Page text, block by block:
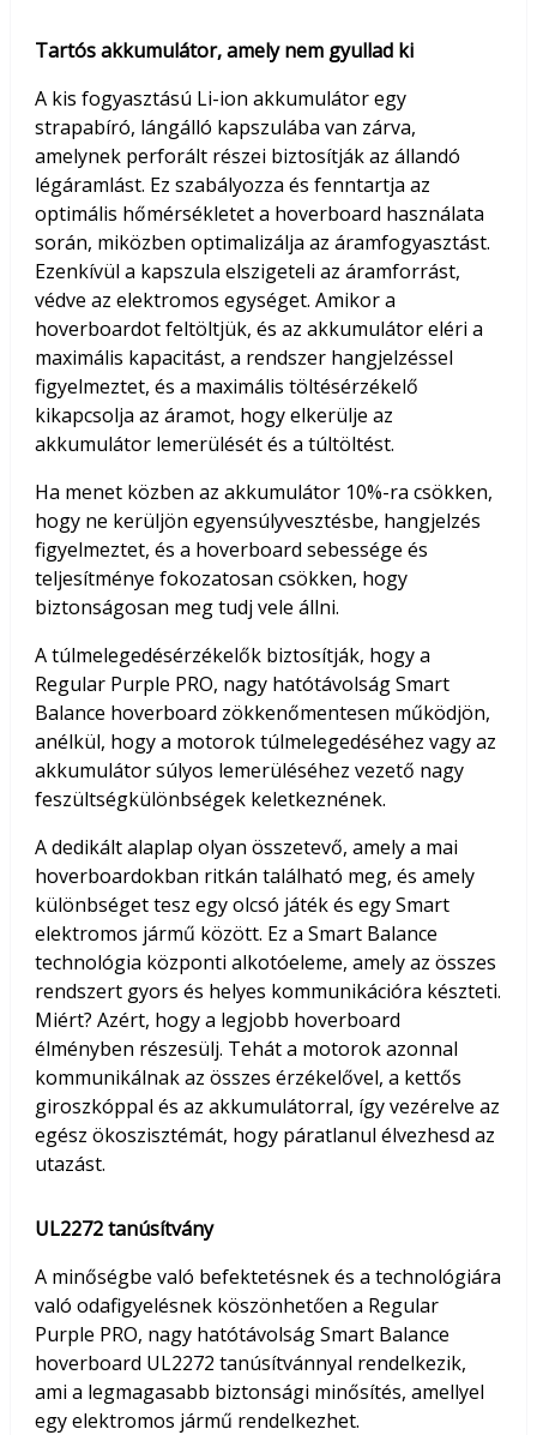
Tartós akkumulátor, amely nem gyullad ki
A kis fogyasztású Li-ion akkumulátor egy
strapabíró, lángálló kapszulába van zárva,
amelynek perforált részei biztosítják az állandó
légáramlást. Ez szabályozza és fenntartja az
optimális hőmérsékletet a hoverboard használata
során, miközben optimalizálja az áramfogyasztást.
Ezenkívül a kapszula elszigeteli az áramforrást,
védve az elektromos egységet. Amikor a
hoverboardot feltöltjük, és az akkumulátor eléri a
maximális kapacitást, a rendszer hangjelzéssel
figyelmeztet, és a maximális töltésérzékelő
kikapcsolja az áramot, hogy elkerülje az
akkumulátor lemerülését és a túltöltést.
Ha menet közben az akkumulátor 10%-ra csökken,
hogy ne kerüljön egyensúlyvesztésbe, hangjelzés
figyelmeztet, és a hoverboard sebessége és
teljesítménye fokozatosan csökken, hogy
biztonságosan meg tudj vele állni.
A túlmelegedésérzékelők biztosítják, hogy a
Regular Purple PRO, nagy hatótávolság Smart
Balance hoverboard zökkenőmentesen működjön,
anélkül, hogy a motorok túlmelegedéséhez vagy az
akkumulátor súlyos lemerüléséhez vezető nagy
feszültségkülönbségek keletkeznének.
A dedikált alaplap olyan összetevő, amely a mai
hoverboardokban ritkán található meg, és amely
különbséget tesz egy olcsó játék és egy Smart
elektromos jármű között. Ez a Smart Balance
technológia központi alkotóeleme, amely az összes
rendszert gyors és helyes kommunikációra készteti.
Miért? Azért, hogy a legjobb hoverboard
élményben részesülj. Tehát a motorok azonnal
kommunikálnak az összes érzékelővel, a kettős
giroszkóppal és az akkumulátorral, így vezérelve az
egész ökoszisztémát, hogy páratlanul élvezhesd az
utazást.
UL2272 tanúsítvány
A minőségbe való befektetésnek és a technológiára
való odafigyelésnek köszönhetően a Regular
Purple PRO, nagy hatótávolság Smart Balance
hoverboard UL2272 tanúsítvánnyal rendelkezik,
ami a legmagasabb biztonsági minősítés, amellyel
egy elektromos jármű rendelkezhet.